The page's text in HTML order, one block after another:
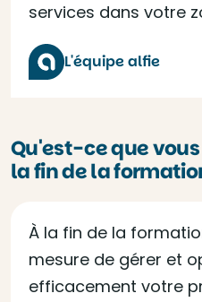
services dans votre
L'équipe alfie
Qu'est-ce que
la fin de la
À la fin de la
mesure de gérer et
efficacement votre